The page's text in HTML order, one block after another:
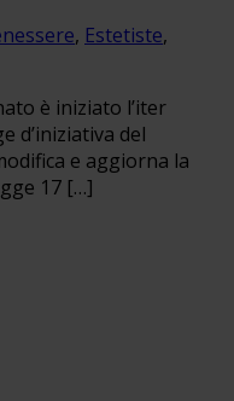
, Estetiste,
è iniziato l’iter
d’iniziativa del
e aggiorna la
17 […]